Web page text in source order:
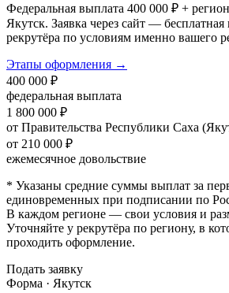
Федеральная выплата 400 000 ₽ +
Якутск. Заявка через сайт — бесплатная
рекрутёра по условиям именно вашего
Этапы оформления →
400 000 ₽
федеральная выплата
1 800 000 ₽
от Правительства Республики Саха
от 210 000 ₽
ежемесячное довольствие
* Указаны средние суммы выплат за
единовременных при подписании по
В каждом регионе — свои условия и
Уточняйте у рекрутёра по региону, в
проходить оформление.
Подать заявку
Форма · Якутск